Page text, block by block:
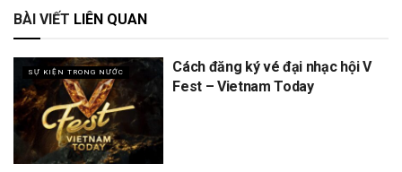
BÀI VIẾT LIÊN QUAN
SỰ KIỆN TRONG NƯỚC
Cách đăng ký vé đại nhạc hội V
Fest – Vietnam Today